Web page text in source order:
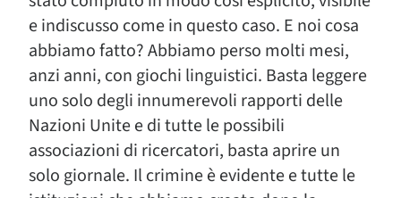
e indiscusso come in questo caso. E noi cosa
abbiamo fatto? Abbiamo perso molti mesi,
anzi anni, con giochi linguistici. Basta leggere
uno solo degli innumerevoli rapporti delle
Nazioni Unite e di tutte le possibili
associazioni di ricercatori, basta aprire un
solo giornale. Il crimine è evidente e tutte le